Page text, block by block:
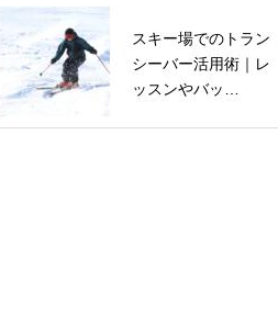
スキー場でのトラン
シーバー活用術｜レ
ッスンやバッ…